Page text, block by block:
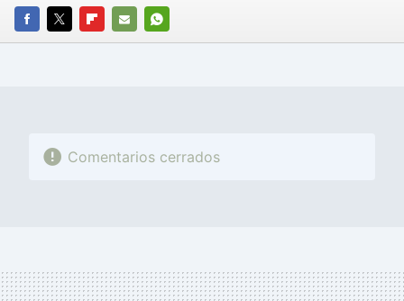
FACEBOOK
TWITTERFLIPBOARD
E-
WHATSAPP
Comentarios cerrados